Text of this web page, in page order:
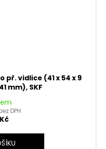
vidlice (41 x 54 x 9
mm), SKF
DPH